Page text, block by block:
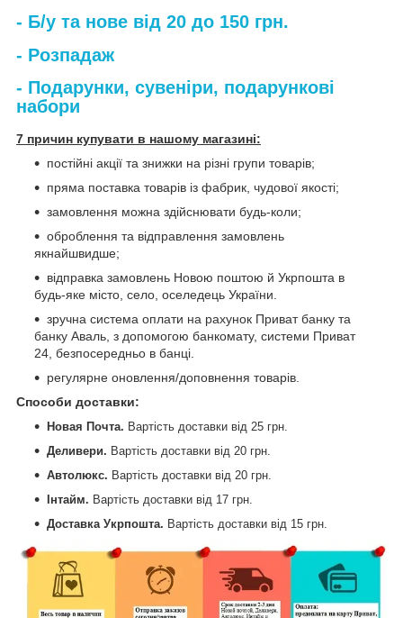
- Б/у та нове від 20 до 150 грн.
- Розпадаж
- Подарунки, сувеніри, подарункові
набори
7 причин купувати в нашому магазині:
постійні акції та знижки на різні групи товарів;
пряма поставка товарів із фабрик, чудової якості;
замовлення можна здійснювати будь-коли;
оброблення та відправлення замовлень
якнайшвидше;
відправка замовлень Новою поштою й Укрпошта в
будь-яке місто, село, оселедець України.
зручна система оплати на рахунок Приват банку та
банку Аваль, з допомогою банкомату, системи Приват
24, безпосередньо в банці.
регулярне оновлення/доповнення товарів.
Способи доставки:
Новая Почта. Вартість доставки від 25 грн.
Деливери. Вартість доставки від 20 грн.
Автолюкс. Вартість доставки від 20 грн.
Інтайм. Вартість доставки від 17 грн.
Доставка Укрпошта. Вартість доставки від 15 грн.